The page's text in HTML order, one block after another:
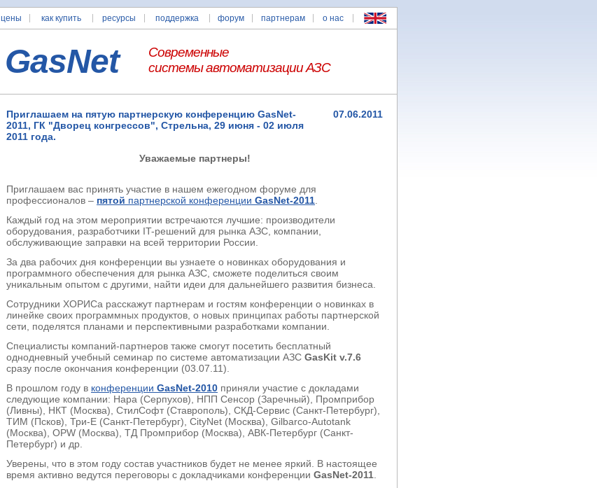
цены как купить ресурсы поддержка форум партнерам о нас
GasNet
Современные
системы автоматизации АЗС
Приглашаем на пятую партнерскую конференцию GasNet-
2011, ГК "Дворец конгрессов", Стрельна, 29 июня - 02 июля
2011 года.
07.06.2011
Уважаемые партнеры!
Приглашаем вас принять участие в нашем ежегодном форуме для
профессионалов – пятой партнерской конференции GasNet-2011
Каждый год на этом мероприятии встречаются лучшие: производители
оборудования, разработчики IT-решений для рынка АЗС, компании,
обслуживающие заправки на всей территории России.
За два рабочих дня конференции вы узнаете о новинках оборудования и
программного обеспечения для рынка АЗС, сможете поделиться своим
уникальным опытом с другими, найти идеи для дальнейшего развития бизнеса.
Сотрудники ХОРИСа расскажут партнерам и гостям конференции о новинках в
линейке своих программных продуктов, о новых принципах работы партнерской
сети, поделятся планами и перспективными разработками компании.
Специалисты компаний-партнеров также смогут посетить бесплатный
однодневный учебный семинар по системе автоматизации АЗС GasKit v.7.6
сразу после окончания конференции (03.07.11).
В прошлом году в конференции GasNet-2010 приняли участие с докладами
следующие компании: Нара (Серпухов), НПП Сенсор (Заречный), Промприбор
(Ливны), НКТ (Москва), СтилСофт (Ставрополь), СКД-Сервис (Санкт-Петербург),
ТИМ (Псков), Три-Е (Санкт-Петербург), CityNet (Москва), Gilbarco-Autotank
(Москва), OPW (Москва), ТД Промприбор (Москва), АВК-Петербург (Санкт-
Петербург) и др.
Уверены, что в этом году состав участников будет не менее яркий. В настоящее
время активно ведутся переговоры с докладчиками конференции GasNet-2011